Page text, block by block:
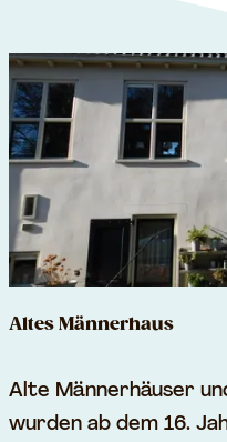
t
m
u
s
m
V
i
n
e
Altes Männerhaus
A
l
Alte Männerhäuser
wurden ab dem 16.